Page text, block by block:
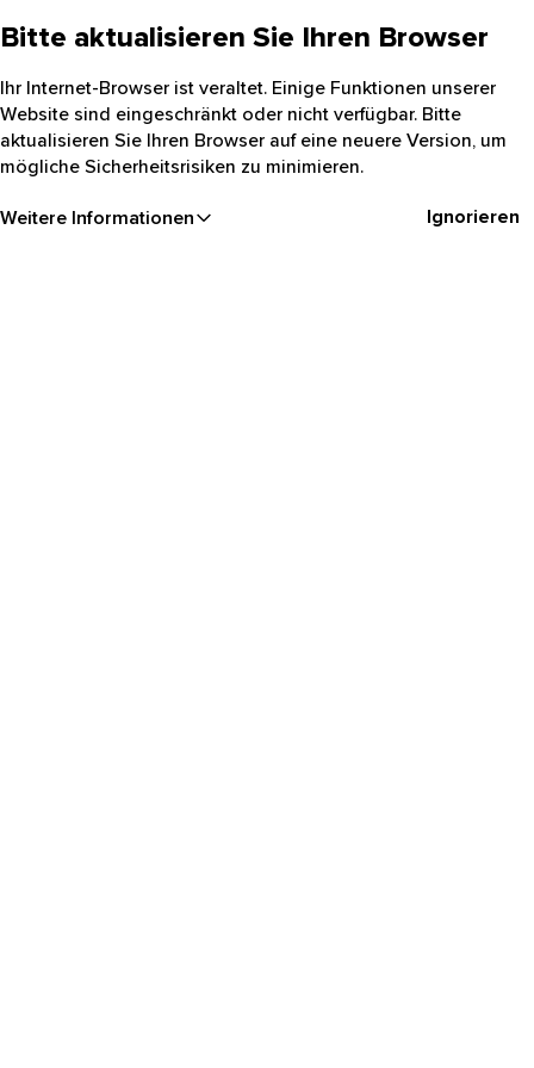
Bitte aktualisieren Sie Ihren Browser
Ihr Internet-Browser ist veraltet. Einige Funktionen unserer
Website sind eingeschränkt oder nicht verfügbar. Bitte
aktualisieren Sie Ihren Browser auf eine neuere Version, um
mögliche Sicherheitsrisiken zu minimieren.
Weitere Informationen Ignorieren